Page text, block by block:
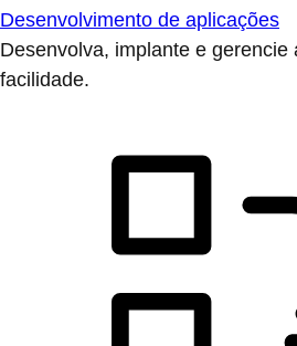
Desenvolvimento de aplicações
Desenvolva, implante e gerencie
facilidade.